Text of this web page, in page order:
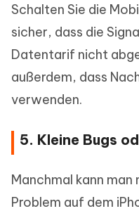
Schalten Sie die
sicher, dass die
Datentarif nicht
außerdem, dass
verwenden.
5. Kleine Bugs
Manchmal kann
Problem auf dem